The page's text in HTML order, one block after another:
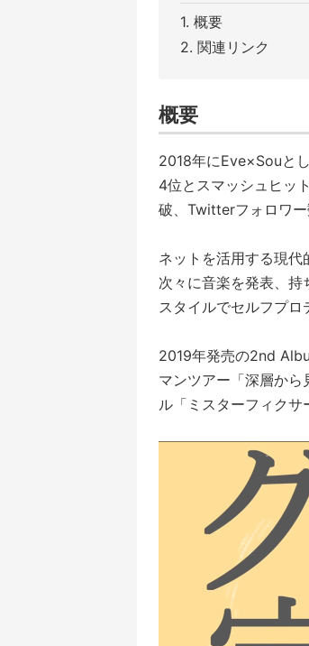
概要
関連リンク
概要
2018年にEve×Souと
4位とスマッシュヒッ
破、Twitterフォロワー
ネットを活用する現
次々に音楽を発表、
スタイルでセルフプロ
2019年発売の2nd
マンツアー「深層か
ル「ミスターフィクサ